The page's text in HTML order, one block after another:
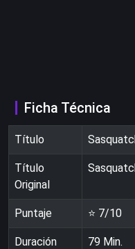
Ficha Técnica
Título
Título
Original
Puntaje ⭐ 7/10
Duración 79 Min.